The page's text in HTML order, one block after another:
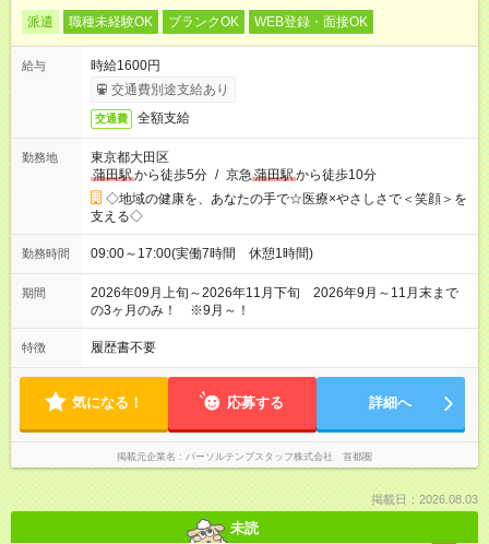
派遣 職種未経験OK ブランクOK WEB登録・面接OK
給与
時給1600円
交通費別途支給あり
交通費 全額支給
勤務地
東京都大田区
蒲田駅から徒歩5分 / 京急 蒲田駅から徒歩10分
◇地域の健康を、あなたの手で☆医療×やさしさで＜笑顔＞を
支える◇
勤務時間 09:00～17:00(実働7時間 休憩1時間)
期間
2026年09月上旬～2026年11月下旬 2026年9月～11月末まで
の3ヶ月のみ！ ※9月～！
特徴 履歴書不要
気になる！ 応募する 詳細へ
掲載元企業名 パーソルテンプスタッフ株式会社 首都圏
掲載日：2026.08.03
未読